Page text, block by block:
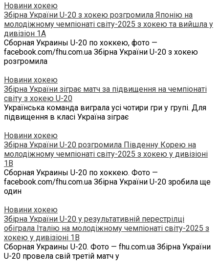
Новини хокею
Збірна України U-20 з хокею розгромила Японію на
молодіжному чемпіонаті світу-2025 з хокею та вийшла у
дивізіон 1А
Сборная Украины U-20 по хоккею, фото —
facebook.com/fhu.com.ua Збірна України U-20 з хокею
розгромила
Новини хокею
Збірна України зіграє матч за підвищення на чемпіонаті
світу з хокею U-20
Українська команда виграла усі чотири гри у групі. Для
підвищення в класі Україна зіграє
Новини хокею
Збірна України U-20 розгромила Південну Корею на
молодіжному чемпіонаті світу-2025 з хокею у дивізіоні
1B
Сборная Украины U-20 по хоккею. Фото —
facebook.com/fhu.com.ua Збірна України U-20 зробила ще
один
Новини хокею
Збірна України U-20 у результативній перестрілці
обіграла Італію на молодіжному чемпіонаті світу-2025 з
хокею у дивізіоні 1B
Сборная Украины U-20. Фото — fhu.com.ua Збірна України
U-20 провела свій третій матч у